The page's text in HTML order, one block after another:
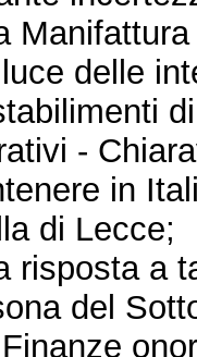
delle
-
in
di Lecce;
risposta a
del